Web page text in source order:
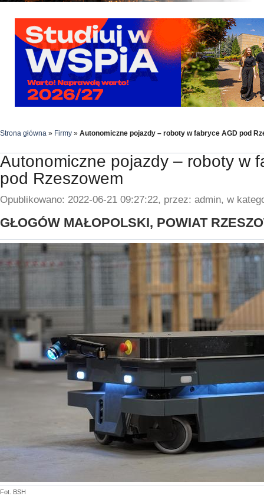
Strona główna » Firmy » Autonomiczne pojazdy – roboty w fabryce AGD pod
Autonomiczne pojazdy – roboty w
pod Rzeszowem
Opublikowano: 2022-06-21 09:27:22, przez: admin, w
GŁOGÓW MAŁOPOLSKI, POWIAT
Fot. BSH